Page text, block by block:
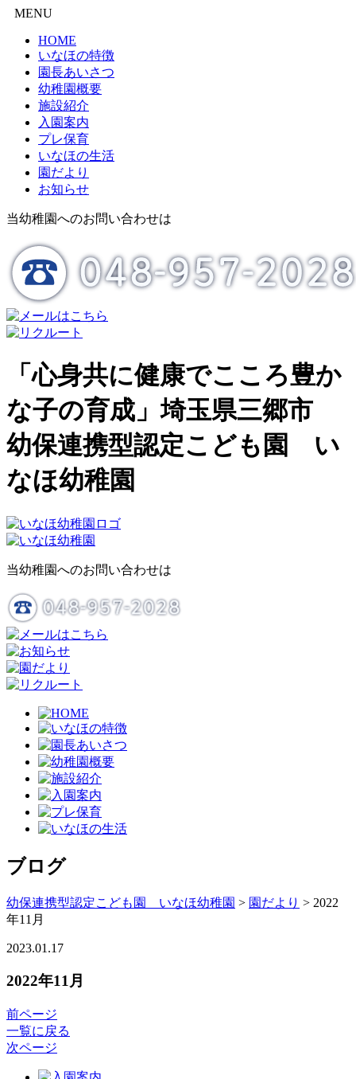
MENU
HOME
いなほの特徴
園長あいさつ
幼稚園概要
施設紹介
入園案内
プレ保育
いなほの生活
園だより
お知らせ
当幼稚園へのお問い合わせは
「心身共に健康でこころ豊か
な子の育成」埼玉県三郷市
幼保連携型認定こども園 い
なほ幼稚園
当幼稚園へのお問い合わせは
ブログ
幼保連携型認定こども園 いなほ幼稚園 > 園だより > 2022
年11月
2023.01.17
2022年11月
前ページ
一覧に戻る
次ページ